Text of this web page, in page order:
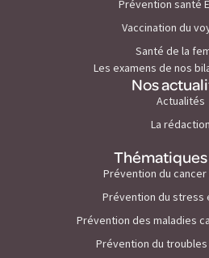
Prévention santé
Vaccination du
Santé de la
Les examens de nos
Nos
Actualités
La rédaction
Prévention du cancer
Prévention du stress
Prévention des maladies
Prévention du